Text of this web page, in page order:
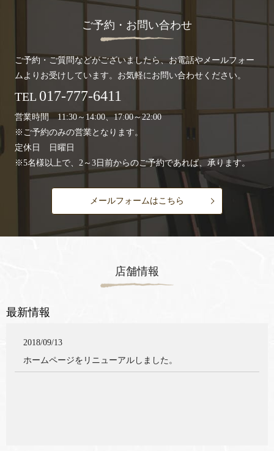
ご予約・お問い合わせ
ご予約・ご質問などがございましたら、お電話やメールフォー
ムよりお受けしています。 お気軽にお問い合わせください。
TEL 017-777-6411
営業時間 11:30～14:00、17:00～22:00
※ご予約のみの営業となります。
定休日 日曜日
※5名様以上で、2～3日前からのご予約であれば、承ります。
メールフォームはこちら
店舗情報
最新情報
2018/09/13
ホームページをリニューアルしました。